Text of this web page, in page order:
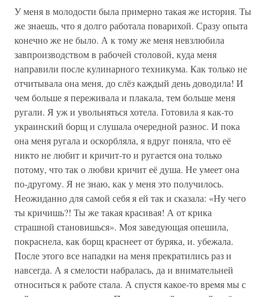
У меня в молодости была примерно такая же история. Ты
же знаешь, что я долго работала поварихой. Сразу опыта
конечно же не было. А к тому же меня невзлюбила
завпроизводством в рабочей столовой, куда меня
направили после кулинарного техникума. Как только не
отчитывала она меня, до слёз каждый день доводила! И
чем больше я переживала и плакала, тем больше меня
ругали. Я уж и увольняться хотела. Готовила я как-то
украинский борщ и слушала очередной разнос. И пока
она меня ругала и оскорбляла, я вдруг поняла, что её
никто не любит и кричит-то и ругается она только
потому, что так о любви кричит её душа. Не умеет она
по-другому. Я не знаю, как у меня это получилось.
Неожиданно для самой себя я ей так и сказала: «Ну чего
ты кричишь?! Ты же такая красивая! А от крика
страшной становишься». Моя заведующая опешила,
покраснела, как борщ краснеет от буряка, и. убежала.
После этого все нападки на меня прекратились раз и
навсегда. А я смелости набралась, да и внимательней
относиться к работе стала. А спустя какое-то время мы с